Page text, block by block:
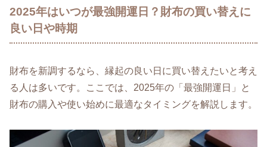
2025年はいつが最強開運日？財布の買い替えに
良い日や時期
財布を新調するなら、縁起の良い日に買い替えたいと考え
る人は多いです。ここでは、2025年の「最強開運日」と
財布の購入や使い始めに最適なタイミングを解説します。